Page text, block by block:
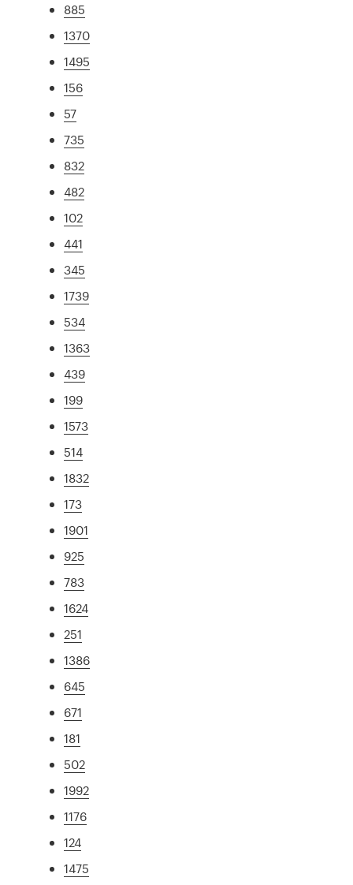
885
1370
1495
156
57
735
832
482
102
441
345
1739
534
1363
439
199
1573
514
1832
173
1901
925
783
1624
251
1386
645
671
181
502
1992
1176
124
1475